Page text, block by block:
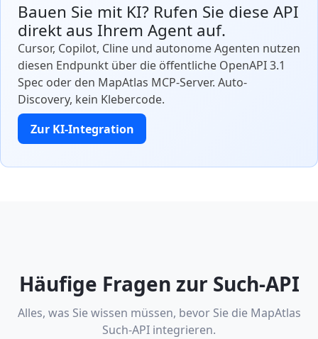
Bauen Sie mit KI? Rufen Sie diese API
direkt aus Ihrem Agent auf.
Cursor, Copilot, Cline und autonome Agenten nutzen
diesen Endpunkt über die öffentliche OpenAPI 3.1
Spec oder den MapAtlas MCP-Server. Auto-
Discovery, kein Klebercode.
Zur KI-Integration
Häufige Fragen zur Such-API
Alles, was Sie wissen müssen, bevor Sie die MapAtlas
Such-API integrieren.